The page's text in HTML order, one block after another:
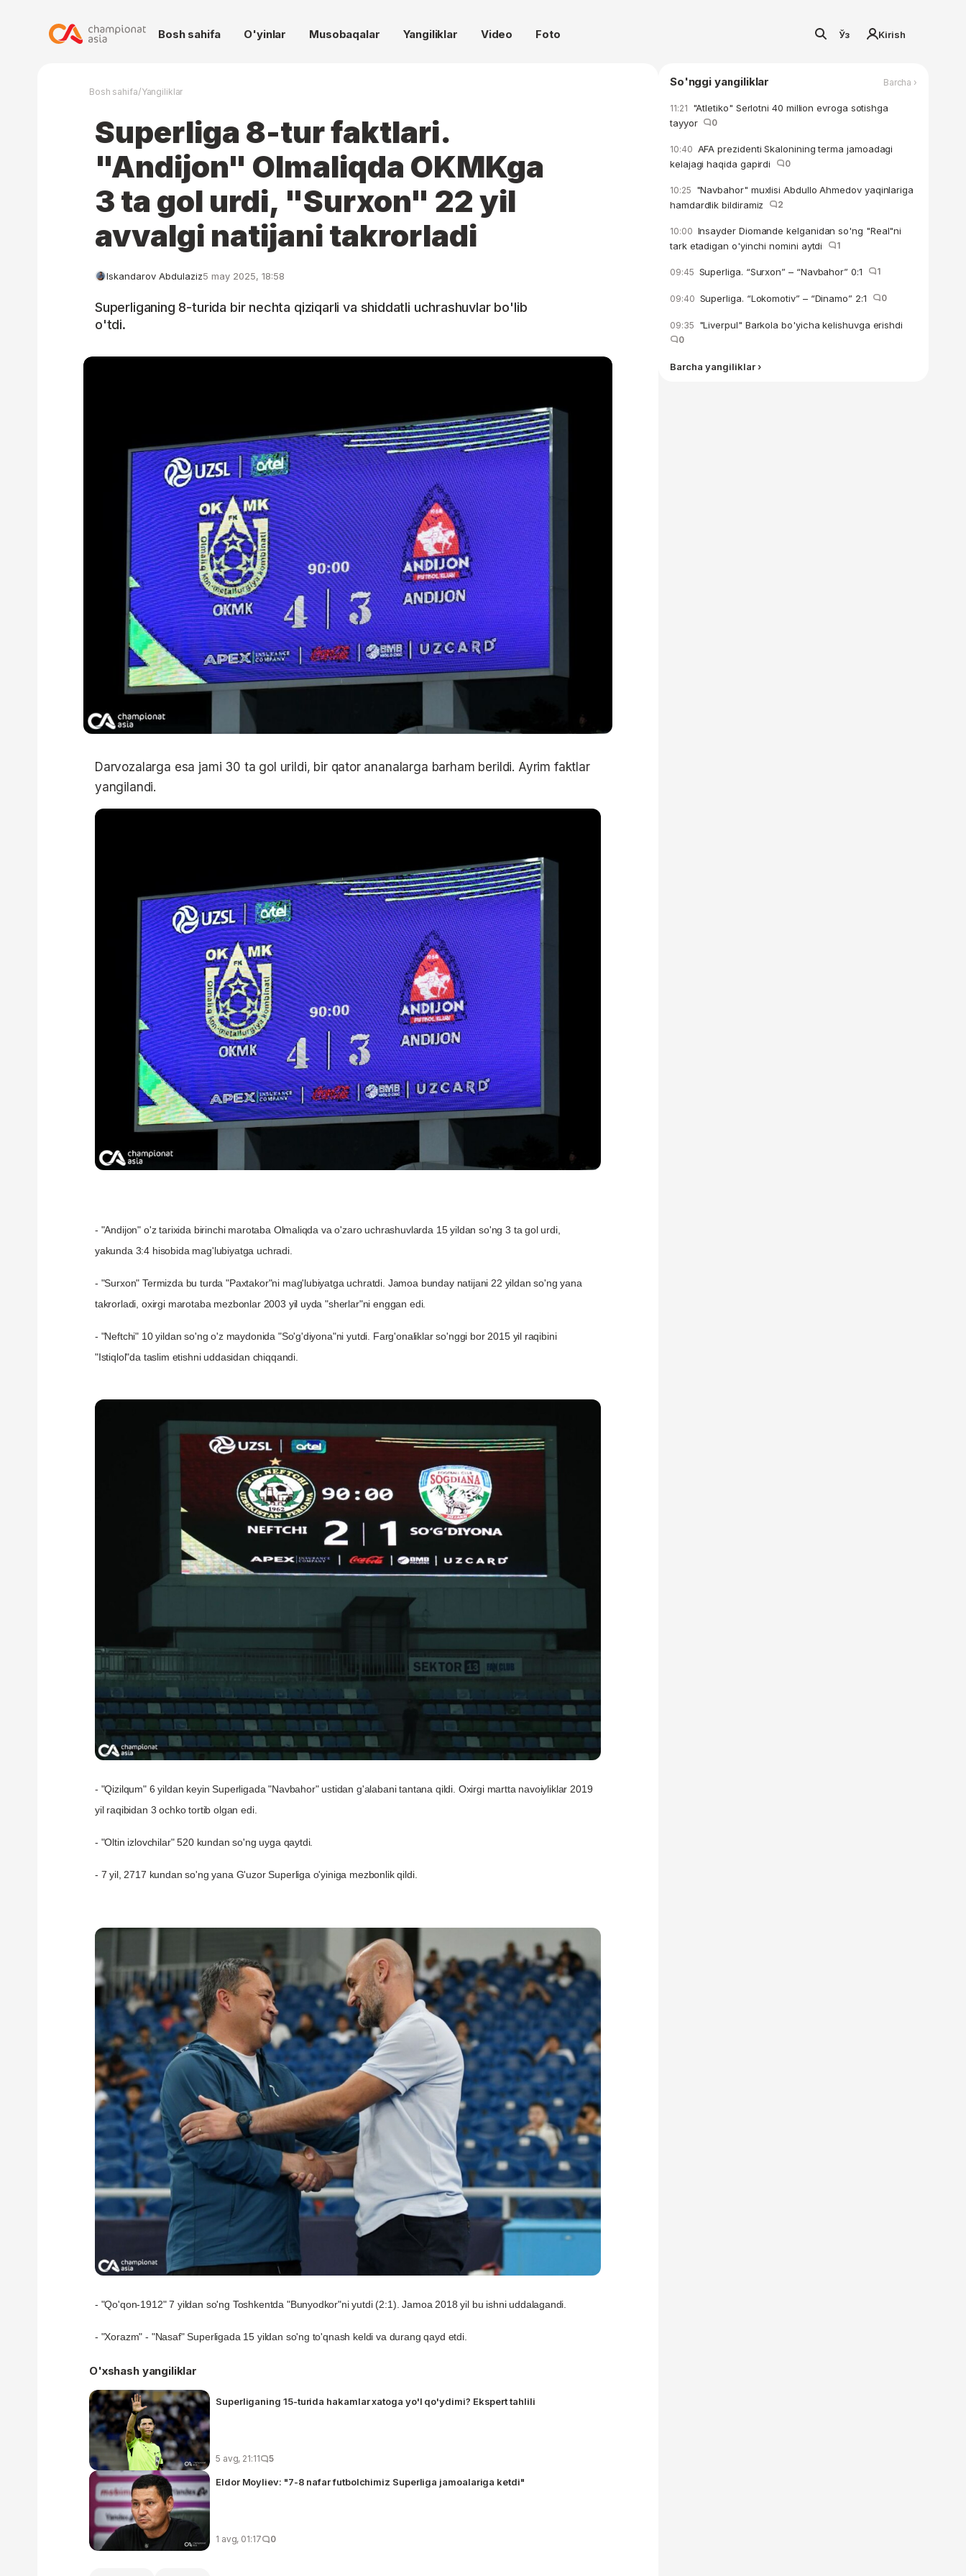
Bosh sahifa O'yinlar Musobaqalar Yangiliklar Video Foto Ўз Kirish
Bosh sahifa/Yangiliklar
Superliga 8-tur faktlari.
"Andijon" Olmaliqda OKMKga
3 ta gol urdi, "Surxon" 22 yil
avvalgi natijani takrorladi
Iskandarov Abdulaziz5 may 2025, 18:58
Superliganing 8-turida bir nechta qiziqarli va shiddatli uchrashuvlar bo'lib
o'tdi.
Darvozalarga esa jami 30 ta gol urildi, bir qator ananalarga barham berildi. Ayrim faktlar
yangilandi.
- "Andijon" o'z tarixida birinchi marotaba Olmaliqda va o'zaro uchrashuvlarda 15 yildan so'ng 3 ta gol urdi,
yakunda 3:4 hisobida mag'lubiyatga uchradi.
- "Surxon" Termizda bu turda "Paxtakor"ni mag'lubiyatga uchratdi. Jamoa bunday natijani 22 yildan so'ng yana
takrorladi, oxirgi marotaba mezbonlar 2003 yil uyda "sherlar"ni enggan edi.
- "Neftchi" 10 yildan so'ng o'z maydonida "So'g'diyona"ni yutdi. Farg'onaliklar so'nggi bor 2015 yil raqibini
"Istiqlol"da taslim etishni uddasidan chiqqandi.
- "Qizilqum" 6 yildan keyin Superligada "Navbahor" ustidan g'alabani tantana qildi. Oxirgi martta navoiyliklar 2019
yil raqibidan 3 ochko tortib olgan edi.
- "Oltin izlovchilar" 520 kundan so'ng uyga qaytdi.
- 7 yil, 2717 kundan so'ng yana G'uzor Superliga o'yiniga mezbonlik qildi.
- "Qo'qon-1912" 7 yildan so'ng Toshkentda "Bunyodkor"ni yutdi (2:1). Jamoa 2018 yil bu ishni uddalagandi.
- "Xorazm" - "Nasaf" Superligada 15 yildan so'ng to'qnash keldi va durang qayd etdi.
O'xshash yangiliklar
Superliganing 15-turida hakamlar xatoga yo'l qo'ydimi? Ekspert tahlili
5 avg, 21:11 5
Eldor Moyliev: "7-8 nafar futbolchimiz Superliga jamoalariga ketdi"
1 avg, 01:17 0
So'nggi yangiliklar Barcha ›
11:21 "Atletiko" Serlotni 40 million evroga sotishga
tayyor
0
10:40 AFA prezidenti Skalonining terma jamoadagi
kelajagi haqida gapirdi
0
10:25 "Navbahor" muxlisi Abdullo Ahmedov yaqinlariga
hamdardlik bildiramiz
2
10:00 Insayder Diomande kelganidan so'ng "Real"ni
tark etadigan o'yinchi nomini aytdi
1
09:45 Superliga. “Surxon” – “Navbahor” 0:1 1
09:40 Superliga. “Lokomotiv” – “Dinamo” 2:1 0
09:35 "Liverpul" Barkola bo'yicha kelishuvga erishdi
0
Barcha yangiliklar ›